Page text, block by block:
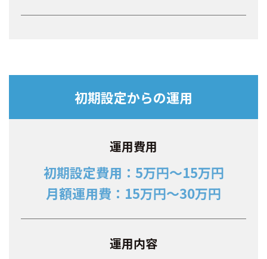
初期設定からの運用
運用費用
初期設定費用：5万円～15万円
月額運用費：15万円～30万円
運用内容